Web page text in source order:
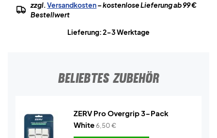
zzgl.Versandkosten– kostenlose Lieferung ab 99 €
Bestellwert
Lieferung: 2-3 Werktage
BELIEBTES ZUBEHÖR
ZERV Pro Overgrip 3-Pack
White6,50€